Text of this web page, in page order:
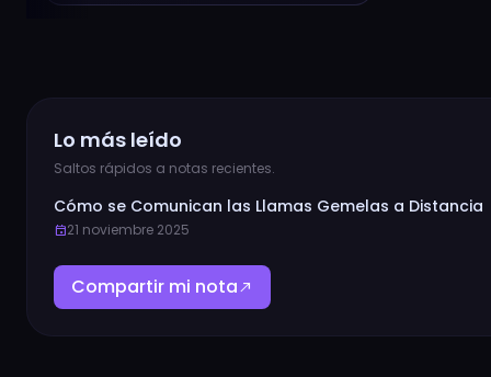
Lo más leído
Saltos rápidos a notas recientes.
Cómo se Comunican las Llamas Gemelas a Distancia
event21 noviembre 2025
Compartir mi notanorth_east